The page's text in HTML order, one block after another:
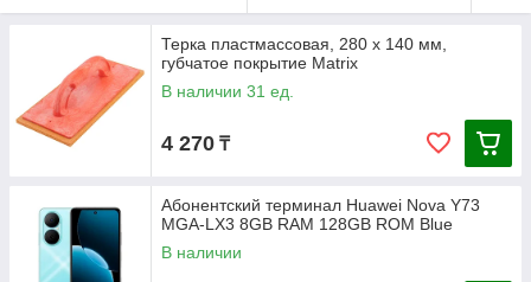
Терка пластмассовая, 280 х 140 мм,
губчатое покрытие Matrix
В наличии 31 ед.
4 270 ₸
Абонентский терминал Huawei Nova Y73
MGA-LX3 8GB RAM 128GB ROM Blue
В наличии